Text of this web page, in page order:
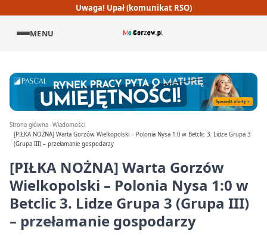
Uwaga! Upał (komunikat RSO)
MENU
Strona główna Wiadomości
[PIŁKA NOŻNA] Warta Gorzów Wielkopolski – Polonia Nysa 1:0 w Betclic 3. Lidze Grupa 3
(Grupa III) – przełamanie gospodarzy
[PIŁKA NOŻNA] Warta Gorzów
Wielkopolski – Polonia Nysa 1:0 w
Betclic 3. Lidze Grupa 3 (Grupa III)
– przełamanie gospodarzy